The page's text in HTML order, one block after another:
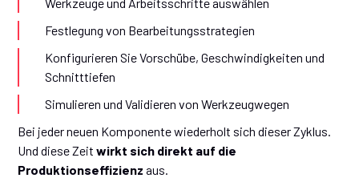
Festlegung von Bearbeitungsstrategien
Konfigurieren Sie Vorschübe, Geschwindigkeiten und
Schnitttiefen
Simulieren und Validieren von Werkzeugwegen
Bei jeder neuen Komponente wiederholt sich dieser Zyklus.
Und diese Zeitwirkt sich direkt auf die
Produktionseffizienz aus.